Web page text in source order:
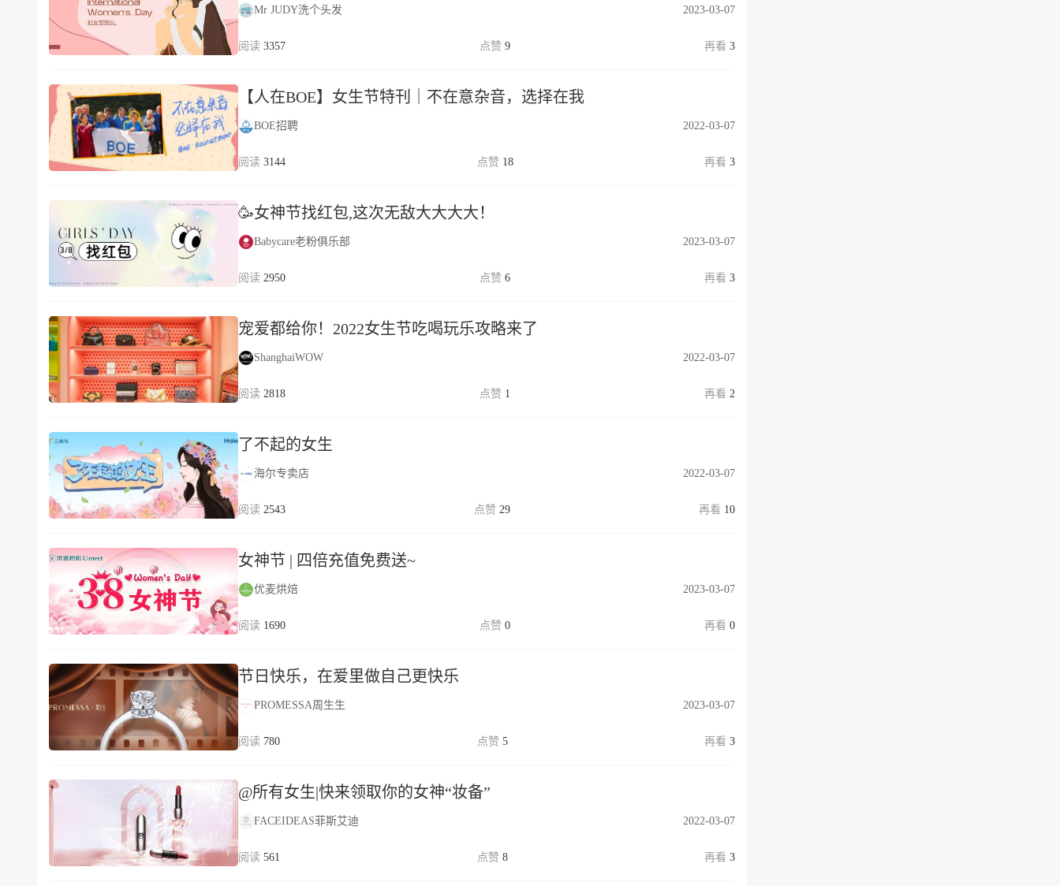
Mr JUDY洗个头发 2023-03-07
3357 9 3
【人在BOE】女生节特刊｜不在意杂音，选择在我
BOE招聘 2022-03-07
3144 18 3
🥳女神节找红包,这次无敌大大大大！
Babycare老粉俱乐部 2023-03-07
2950 6 3
宠爱都给你！2022女生节吃喝玩乐攻略来了
ShanghaiWOW 2022-03-07
2818 1 2
了不起的女生
海尔专卖店 2022-03-07
2543 29 10
女神节 | 四倍充值免费送~
优麦烘焙 2023-03-07
1690 0 0
节日快乐，在爱里做自己更快乐
PROMESSA周生生 2023-03-07
780 5 3
@所有女生|快来领取你的女神“妆备”
FACEIDEAS菲斯艾迪 2022-03-07
561 8 3